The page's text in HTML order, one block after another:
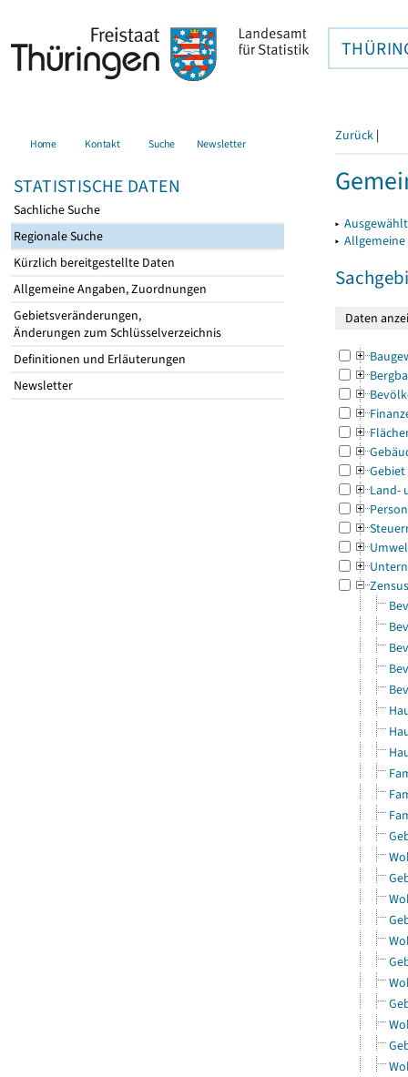
Home Kontakt Suche Newsletter
STATISTISCHE DATEN
Sachliche Suche
Regionale Suche
Kürzlich bereitgestellte Daten
Allgemeine Angaben, Zuordnungen
Gebietsveränderungen,
Änderungen zum Schlüsselverzeichnis
Definitionen und Erläuterungen
Newsletter
Zurück |
▸
▸
Gebiet
Land-
Zensus